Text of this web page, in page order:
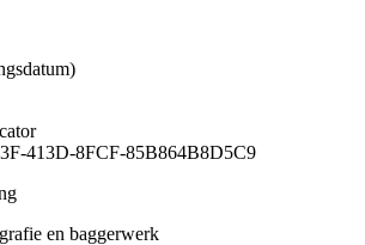
413D-8FCF-85B864B8D5C9
en baggerwerk